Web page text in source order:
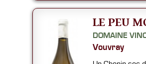
LE PEU
DOMAINE
Vouvray